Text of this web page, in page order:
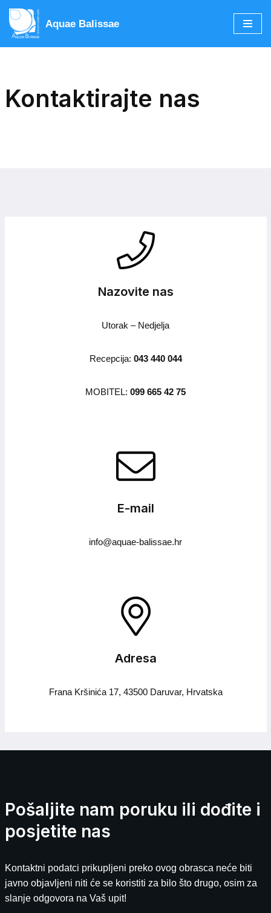
Skip
to
Aquae Balissae
Kontaktirajte nas
Nazovite nas
Utorak – Nedjelja
Recepcija: 043 440 044
MOBITEL: 099 665 42 75
E-mail
info@aquae-balissae.hr
Adresa
Frana Kršinića 17, 43500 Daruvar, Hrvatska
Pošaljite nam poruku ili dođite i
posjetite nas
Kontaktni podatci prikupljeni preko ovog obrasca neće biti
javno objavljeni niti će se koristiti za bilo što drugo, osim za
slanje odgovora na Vaš upit!